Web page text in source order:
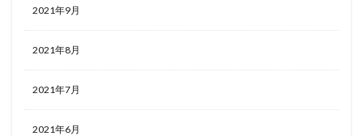
2021年9月
2021年8月
2021年7月
2021年6月